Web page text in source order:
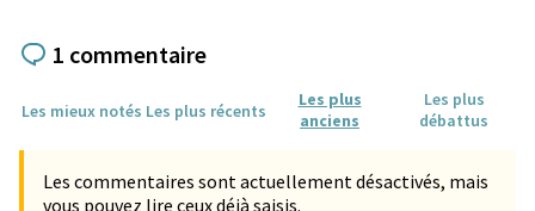
1 commentaire
Les mieux notés Les plus récents
Les plus
anciens
Les plus
débattus
Les commentaires sont actuellement désactivés, mais
vous pouvez lire ceux déjà saisis.